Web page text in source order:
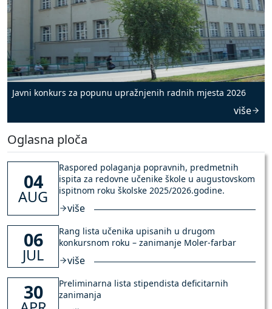
Javni konkurs za popunu upražnjenih radnih mjesta 2026
više
Oglasna ploča
04
AUG
Raspored polaganja popravnih, predmetnih
ispita za redovne učenike škole u augustovskom
ispitnom roku školske 2025/2026.godine.
više
06
JUL
Rang lista učenika upisanih u drugom
konkursnom roku – zanimanje Moler-farbar
više
30
Preliminarna lista stipendista deficitarnih
zanimanja